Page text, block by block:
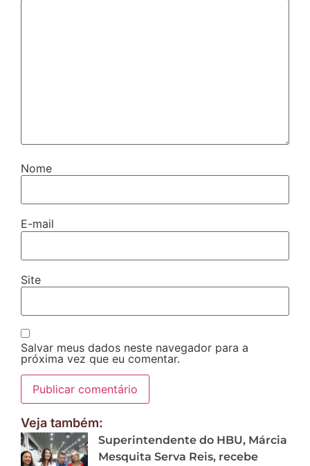
Nome
E-mail
Site
Salvar meus dados neste navegador para a
próxima vez que eu comentar.
Veja também:
Superintendente do HBU, Márcia
Mesquita Serva Reis, recebe